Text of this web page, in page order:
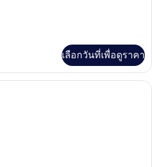
เลือกวันที่เพื่อดูราคา